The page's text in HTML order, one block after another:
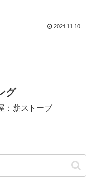
2024.11.10
グ
：薪ストーブ